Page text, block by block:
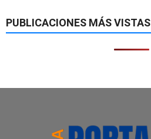
PUBLICACIONES MÁS VISTAS